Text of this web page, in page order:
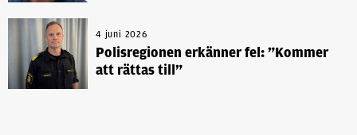
4 juni 2026
Polisregionen erkänner fel: ”Kommer
att rättas till”